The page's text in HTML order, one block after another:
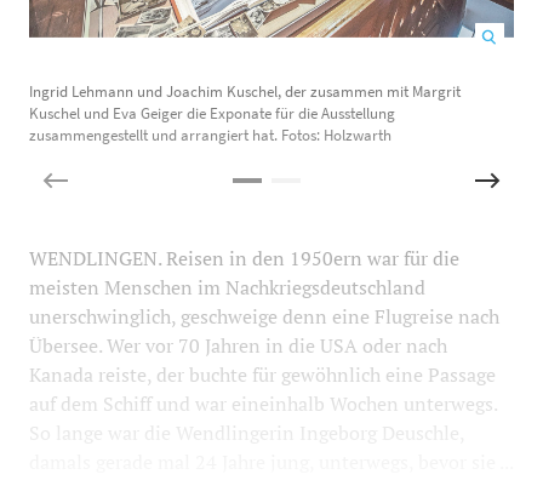
Ingrid Lehmann und Joachim Kuschel, der zusammen mit Margrit
Kuschel und Eva Geiger die Exponate für die Ausstellung
zusammengestellt und arrangiert hat. Fotos: Holzwarth
WENDLINGEN. Reisen in den 1950ern war für die
meisten Menschen im Nachkriegsdeutschland
unerschwinglich, geschweige denn eine Flugreise nach
Übersee. Wer vor 70 Jahren in die USA oder nach
Kanada reiste, der buchte für gewöhnlich eine Passage
auf dem Schiff und war eineinhalb Wochen unterwegs.
So lange war die Wendlingerin Ingeborg Deuschle,